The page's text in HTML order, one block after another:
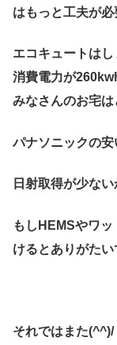
はもっと工夫が必
エコキュートは
消費電力が
みなさんのお宅は
パナソニックの安
日射取得が少な
もしHEMSやワ
けるとありがたい
それではまた(^^)/